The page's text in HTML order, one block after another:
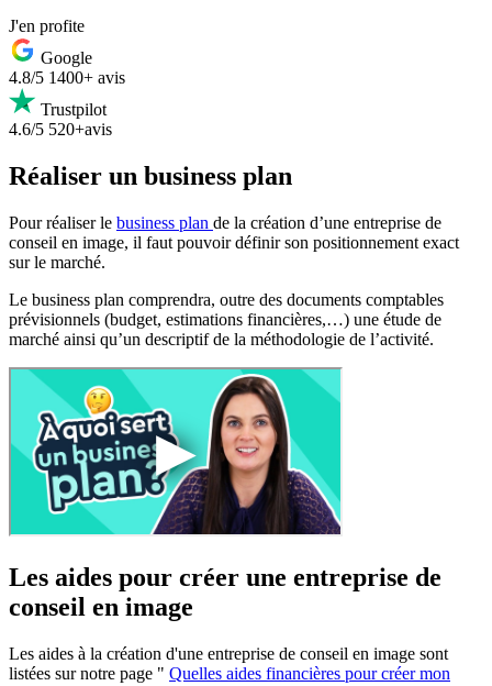
J'en profite
Google
4.8/5 1400+ avis
Trustpilot
4.6/5 520+avis
Réaliser un business plan
Pour réaliser le business plan de la création d’une entreprise de
conseil en image, il faut pouvoir définir son positionnement exact
sur le marché.
Le business plan comprendra, outre des documents comptables
prévisionnels (budget, estimations financières,…) une étude de
marché ainsi qu’un descriptif de la méthodologie de l’activité.
Les aides pour créer une entreprise de
conseil en image
Les aides à la création d'une entreprise de conseil en image sont
listées sur notre page " Quelles aides financières pour créer mon